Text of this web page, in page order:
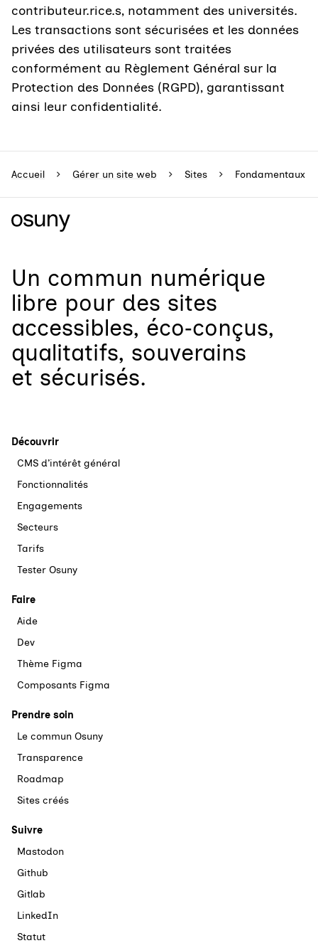
contributeur.rice.s, notamment des universités.
Les transactions sont sécurisées et les données
privées des utilisateurs sont traitées
conformément au Règlement Général sur la
Protection des Données (RGPD), garantissant
ainsi leur confidentialité.
Accueil Gérer un site web Sites Fondamentaux
Un commun numérique
libre pour des sites
accessibles, éco‑conçus,
qualitatifs, souverains
et sécurisés.
Découvrir
CMS d’intérêt général
Fonctionnalités
Engagements
Secteurs
Tarifs
Tester Osuny
Faire
Aide
Dev
Thème Figma
Composants Figma
Prendre soin
Le commun Osuny
Transparence
Roadmap
Sites créés
Suivre
Mastodon
Github
Gitlab
LinkedIn
Statut